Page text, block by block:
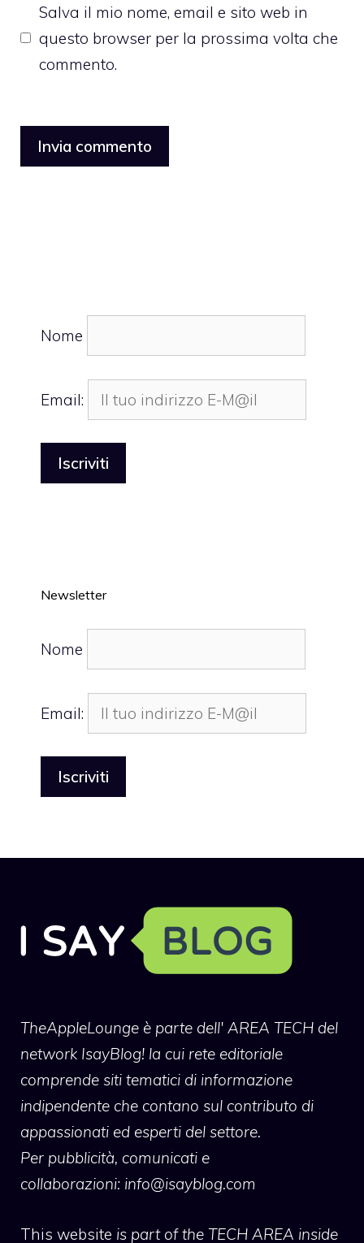
Salva il mio nome, email e sito web in
questo browser per la prossima volta che
commento.
Nome
Email:
Newsletter
Nome
Email:
TheAppleLounge è parte dell' AREA TECH del
network IsayBlog! la cui rete editoriale
comprende siti tematici di informazione
indipendente che contano sul contributo di
appassionati ed esperti del settore.
Per pubblicità, comunicati e
collaborazioni: info@isayblog.com
This website is part of the TECH AREA inside